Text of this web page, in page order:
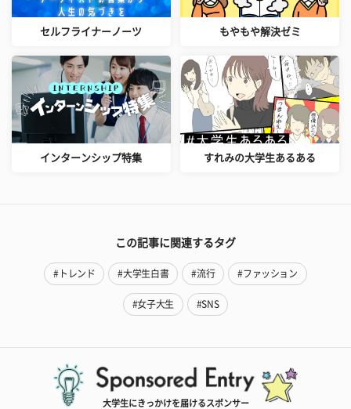
セルフライナーノーツ もやもや解決ゼミ
インターンシップ特集 すれみの大学生あるある
この記事に関連するタグ
#トレンド #大学生白書 #流行 #ファッション
#女子大生 #SNS
大学生にきっかけを届けるスポンサー